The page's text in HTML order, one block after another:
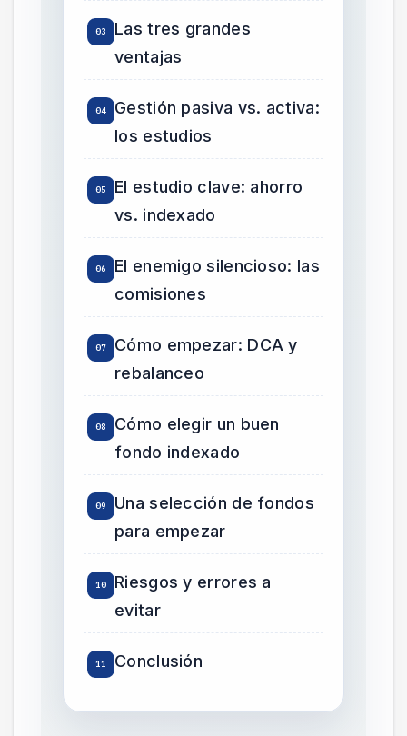
Las tres grandes
ventajas
Gestión pasiva vs. activa:
los estudios
El estudio clave: ahorro
vs. indexado
El enemigo silencioso: las
comisiones
Cómo empezar: DCA y
rebalanceo
Cómo elegir un buen
fondo indexado
Una selección de fondos
para empezar
Riesgos y errores a
evitar
Conclusión